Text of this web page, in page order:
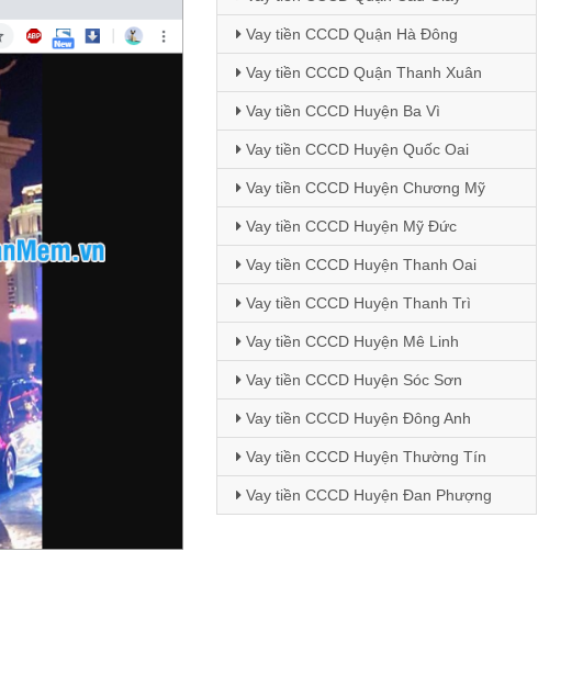
Vay tiền CCCD Quận Hà Đông
Vay tiền CCCD Quận Thanh Xuân
Vay tiền CCCD Huyện Ba Vì
Vay tiền CCCD Huyện Quốc Oai
Vay tiền CCCD Huyện Chương Mỹ
Vay tiền CCCD Huyện Mỹ Đức
Vay tiền CCCD Huyện Thanh Oai
Vay tiền CCCD Huyện Thanh Trì
Vay tiền CCCD Huyện Mê Linh
Vay tiền CCCD Huyện Sóc Sơn
Vay tiền CCCD Huyện Đông Anh
Vay tiền CCCD Huyện Thường Tín
Vay tiền CCCD Huyện Đan Phượng